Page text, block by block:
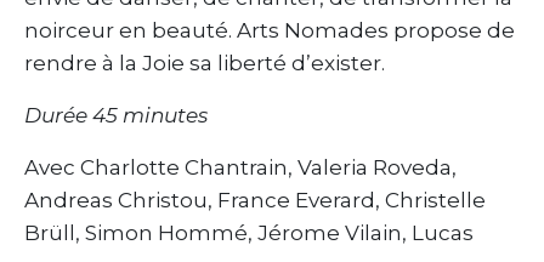
noirceur en beauté. Arts Nomades propose de
rendre à la Joie sa liberté d’exister.
Durée 45 minutes
Avec Charlotte Chantrain, Valeria Roveda,
Andreas Christou, France Everard, Christelle
Brüll, Simon Hommé, Jérome Vilain, Lucas